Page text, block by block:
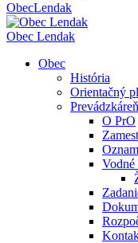
ObecLendak
Obec Lendak
Obec
História
Orientačný
O PrO
Vodné